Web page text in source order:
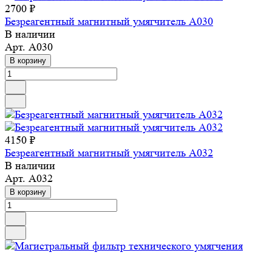
2700 ₽
Безреагентный магнитный умягчитель A030
В наличии
Арт. A030
В корзину
4150 ₽
Безреагентный магнитный умягчитель A032
В наличии
Арт. A032
В корзину